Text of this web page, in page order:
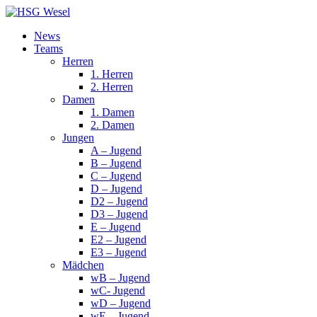
News
Teams
Herren
1. Herren
2. Herren
Damen
1. Damen
2. Damen
Jungen
A – Jugend
B – Jugend
C – Jugend
D – Jugend
D2 – Jugend
D3 – Jugend
E – Jugend
E2 – Jugend
E3 – Jugend
Mädchen
wB – Jugend
wC- Jugend
wD – Jugend